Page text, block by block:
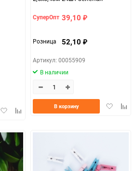
ДобавитьДобавить
СуперОпт 39,10 ₽
Розница 52,10 ₽
Артикул: 00055909
В наличии
Добавить
В корзину